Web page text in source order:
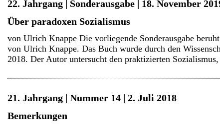
22. Jahrgang | Sonderausgabe | 18. November
Über paradoxen Sozialismus
von Ulrich Knappe Die vorliegende Sonderausgabe
von Ulrich Knappe. Das Buch wurde durch den
2018. Der Autor untersucht den praktizierten
21. Jahrgang | Nummer 14 | 2. Juli 2018
Bemerkungen